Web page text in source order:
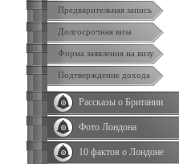
Предварительная запись
Долгосрочная виза
Форма заявления на визу
Подтверждение дохода
Рассказы о Британии
Фото Лондона
10 фактов о Лондоне